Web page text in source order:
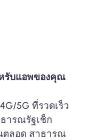
รับแอพของคุณ
5G ที่รวดเร็ว
ารณรัฐเช็ก
ตลอด สาธารณ